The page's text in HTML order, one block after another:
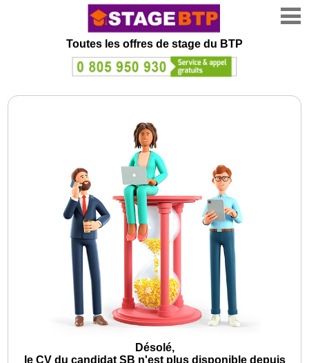
Toutes les offres de stage du BTP
Désolé,
le CV du candidat SB n'est plus disponible depuis